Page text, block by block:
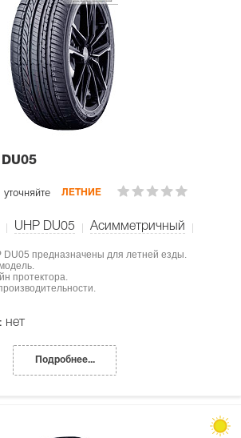
уточняйте ЛЕТНИЕ
UHP DU05 Асимметричный
предназначены для летней езды.
протектора.
нет
Подробнее...